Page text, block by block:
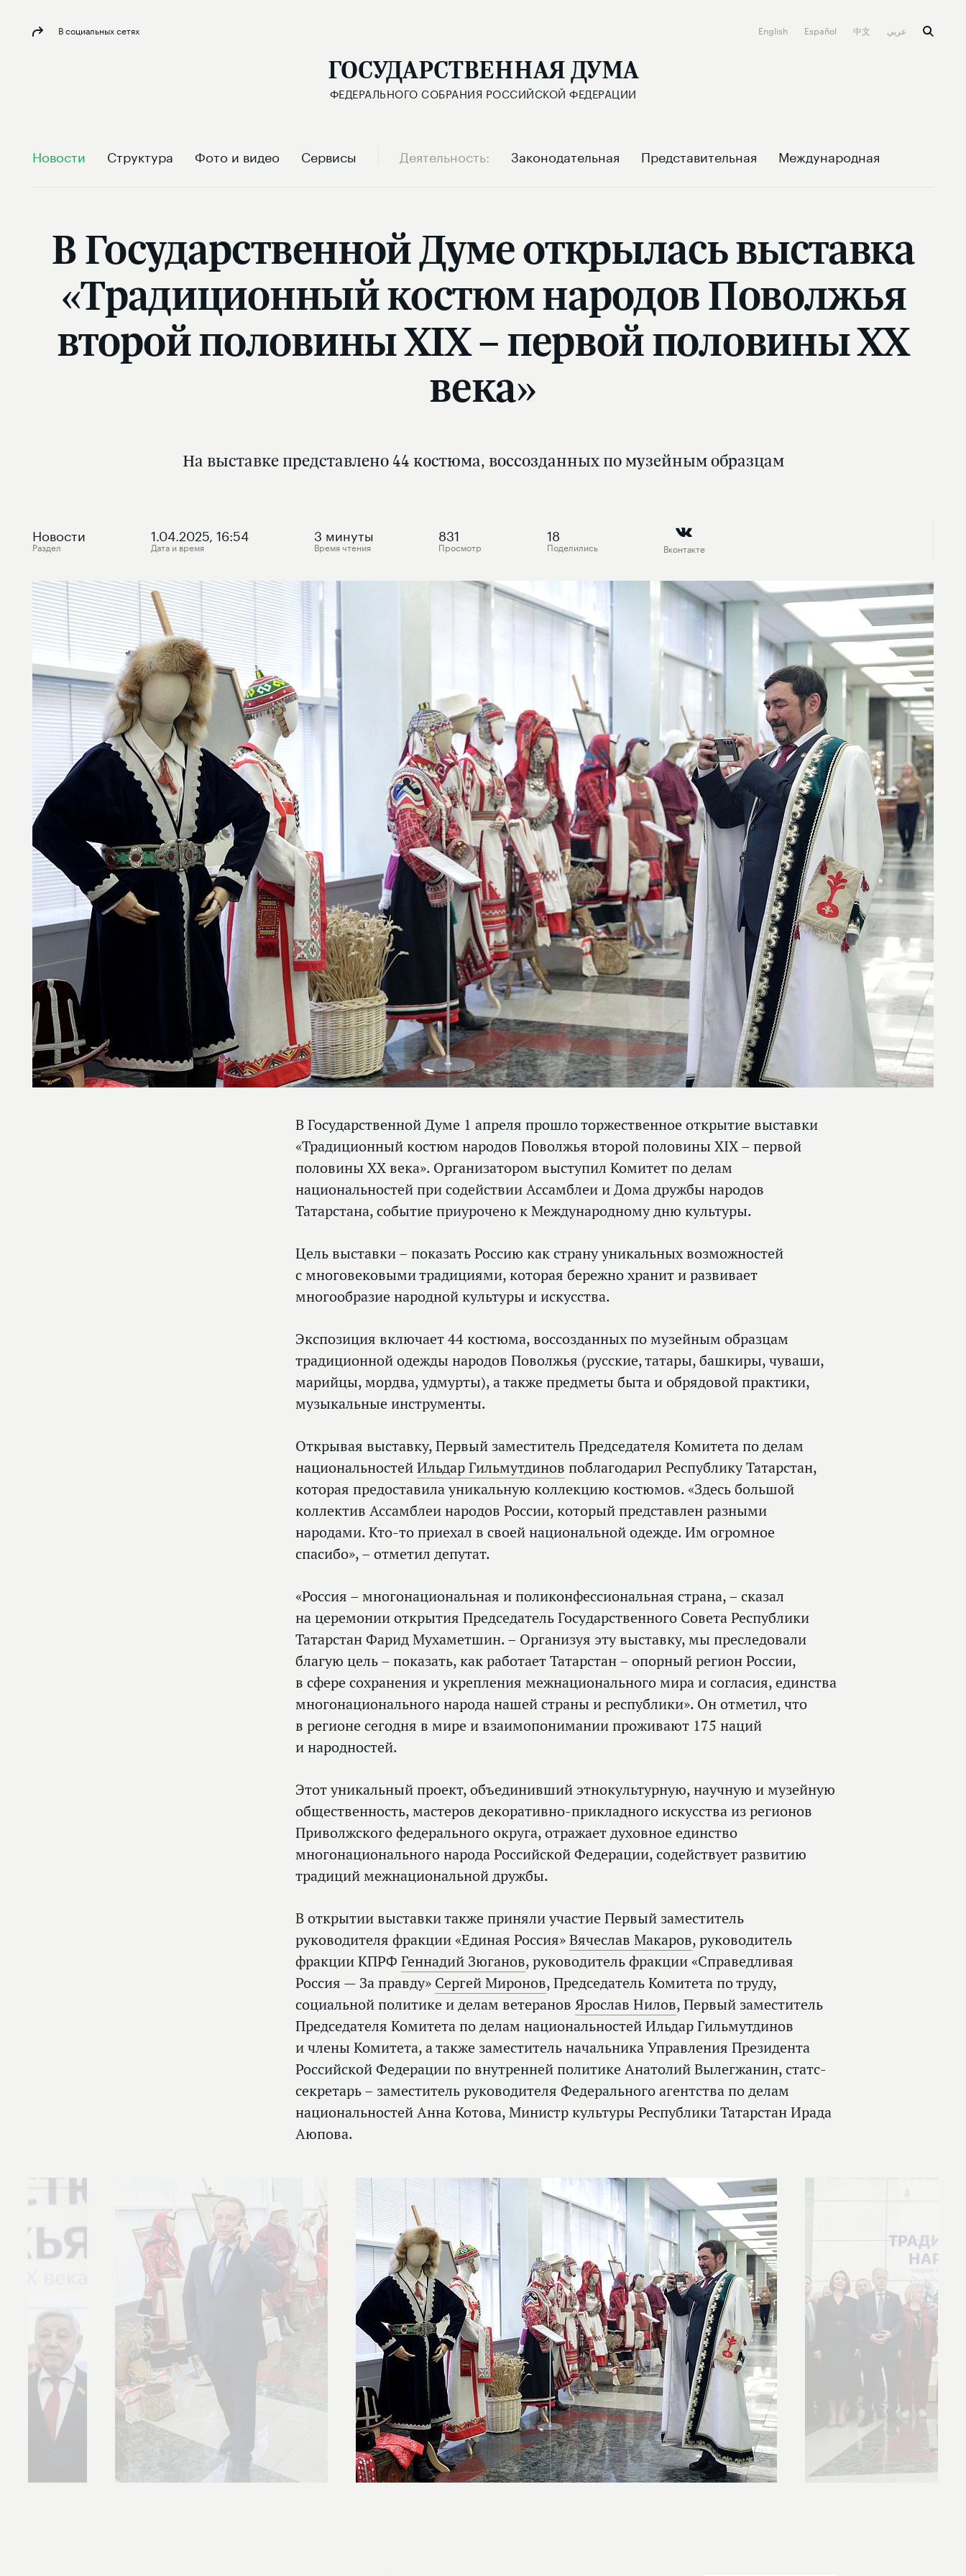
В социальных сетях English Español 中文
ГОСУДАРСТВЕННАЯ ДУМА
ФЕДЕРАЛЬНОГО СОБРАНИЯ РОССИЙСКОЙ ФЕДЕРАЦИИ
Новости Структура Фото и видео Сервисы Деятельность Законодательная Представительная Международная
В Государственной Думе открылась выставка
«Традиционный костюм народов Поволжья
второй половины XIX – первой половины XX
века»
На выставке представлено 44 костюма, воссозданных по музейным образцам
Новости
Раздел
1.04.2025, 16:54
Дата и время
3 минуты
Время чтения
831
Просмотр
18
Поделились Вконтакте
В Государственной Думе 1 апреля прошло торжественное открытие выставки
«Традиционный костюм народов Поволжья второй половины XIX – первой
половины XX века». Организатором выступил Комитет по делам
национальностей при содействии Ассамблеи и Дома дружбы народов
Татарстана, событие приурочено к Международному дню культуры.
Цель выставки – показать Россию как страну уникальных возможностей
с многовековыми традициями, которая бережно хранит и развивает
многообразие народной культуры и искусства.
Экспозиция включает 44 костюма, воссозданных по музейным образцам
традиционной одежды народов Поволжья (русские, татары, башкиры, чуваши,
марийцы, мордва, удмурты), а также предметы быта и обрядовой практики,
музыкальные инструменты.
Открывая выставку, Первый заместитель Председателя Комитета по делам
национальностейИльдар Гильмутдинов поблагодарил Республику Татарстан,
которая предоставила уникальную коллекцию костюмов. «Здесь большой
коллектив Ассамблеи народов России, который представлен разными
народами. Кто‑то приехал в своей национальной одежде. Им огромное
спасибо», – отметил депутат.
«Россия – многонациональная и поликонфессиональная страна, – сказал
на церемонии открытия Председатель Государственного Совета Республики
Татарстан Фарид Мухаметшин. – Организуя эту выставку, мы преследовали
благую цель – показать, как работает Татарстан – опорный регион России,
в сфере сохранения и укрепления межнационального мира и согласия, единства
многонационального народа нашей страны и республики». Он отметил, что
в регионе сегодня в мире и взаимопонимании проживают 175 наций
и народностей.
Этот уникальный проект, объединивший этнокультурную, научную и музейную
общественность, мастеров декоративно-прикладного искусства из регионов
Приволжского федерального округа, отражает духовное единство
многонационального народа Российской Федерации, содействует развитию
традиций межнациональной дружбы.
В открытии выставки также приняли участие Первый заместитель
руководителя фракции «Единая Россия»Вячеслав Макаров, руководитель
фракции КПРФ Геннадий Зюганов, руководитель фракции «Справедливая
Россия — За правду» Сергей Миронов, Председатель Комитета по труду,
социальной политике и делам ветеранов Ярослав Нилов, Первый заместитель
Председателя Комитета по делам национальностей Ильдар Гильмутдинов
и члены Комитета, а также заместитель начальника Управления Президента
Российской Федерации по внутренней политике Анатолий Вылегжанин, статс-
секретарь – заместитель руководителя Федерального агентства по делам
национальностей Анна Котова, Министр культуры Республики Татарстан Ирада
Аюпова.